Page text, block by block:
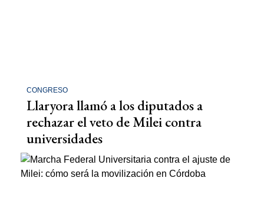
CONGRESO
Llaryora llamó a los diputados a
rechazar el veto de Milei contra
universidades